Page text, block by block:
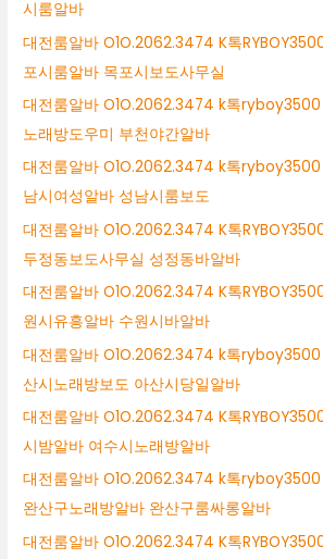
시룸알바
대전룸알바 O1O.2062.3474 K톡
포시룸알바 목포시보도사무실
대전룸알바 O1O.2062.3474 k톡ryboy3500
노래방도우미 부천야간알바
대전룸알바 O1O.2062.3474 k톡ryboy3500
남시여성알바 성남시룸보도
대전룸알바 O1O.2062.3474 K톡
두정동보도사무실 성정동바알바
대전룸알바 O1O.2062.3474 K톡
원시유흥알바 수원시바알바
대전룸알바 O1O.2062.3474 k톡
산시노래방보도 아산시당일알바
대전룸알바 O1O.2062.3474 K톡
시밤알바 여수시노래방알바
대전룸알바 O1O.2062.3474 k톡
완산구노래방알바 완산구룸싸롱알바
대전룸알바 O1O.2062.3474 K톡